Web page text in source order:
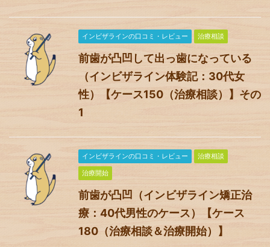
インビザラインの口コミ・レビュー 治療相談
前歯が凸凹して出っ歯になっている
（インビザライン体験記：30代女
性）【ケース150（治療相談）】その
1
インビザラインの口コミ・レビュー
治療相談
治療開始
前歯が凸凹（インビザライン矯正治
療：40代男性のケース）【ケース
180（治療相談＆治療開始）】